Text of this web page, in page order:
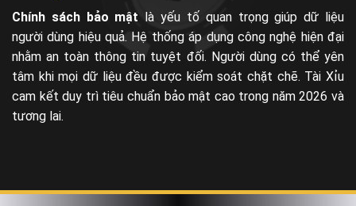
Chính sách bảo mật là yếu tố quan trọng giúp dữ liệu
người dùng hiệu quả. Hệ thống áp dụng công nghệ hiện đại
nhằm an toàn thông tin tuyệt đối. Người dùng có thể yên
tâm khi mọi dữ liệu đều được kiểm soát chặt chẽ. Tài Xỉu
cam kết duy trì tiêu chuẩn bảo mật cao trong năm 2026 và
tương lai.